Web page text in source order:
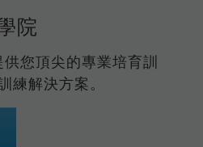
院
您頂尖的專業培育訓
練解決方案。